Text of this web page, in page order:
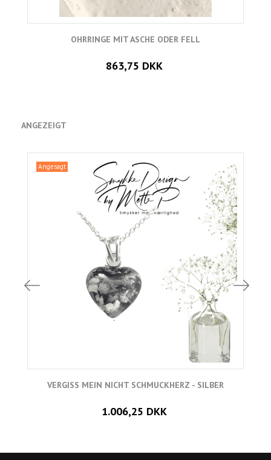
OHRRINGE MIT ASCHE ODER FELL
863,75 DKK
ANGEZEIGT
Angesagt
VERGISS MEIN NICHT SCHMUCKHERZ - SILBER
1.006,25 DKK